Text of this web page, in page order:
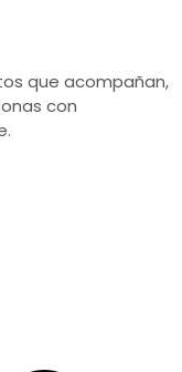
que acompañan,
con